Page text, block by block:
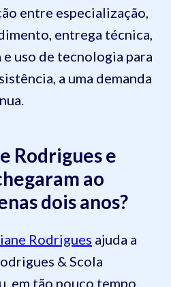
entre especialização,
entrega técnica,
uso de tecnologia para
a uma demanda
Rodrigues e
ao
dois anos?
Rodrigues ajuda a
& Scola
em tão pouco tempo,